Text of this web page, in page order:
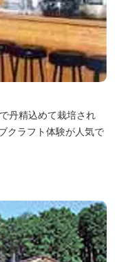
丹精込めて栽培され
クラフト体験が人気で